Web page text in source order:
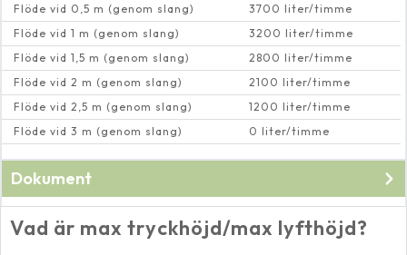
Flöde vid 0,5 m (genom slang)
3700 liter/timme
Flöde vid 1 m (genom slang)
3200 liter/timme
Flöde vid 1,5 m (genom slang)
2800 liter/timme
Flöde vid 2 m (genom slang)
2100 liter/timme
Flöde vid 2,5 m (genom slang)
1200 liter/timme
Flöde vid 3 m (genom slang)
0 liter/timme
Dokument
Bruksanvisning till Superjet 2000/3000/4000/5000
Vad är max tryckhöjd/max lyfthöjd?